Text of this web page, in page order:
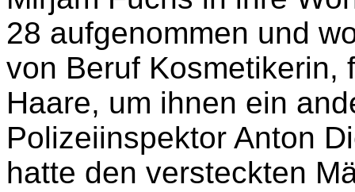
Wanda Bottesi und ihre
hattenim Sommer 1944
Mirjam Fuchs in ihre
28 aufgenommen und
von Beruf Kosmetikerin,